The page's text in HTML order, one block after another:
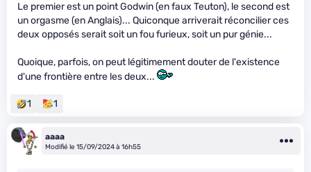
Le premier est un point Godwin (en faux Teuton), le second est
un orgasme (en Anglais)... Quiconque arriverait réconcilier ces
deux opposés serait soit un fou furieux, soit un pur génie...
Quoique, parfois, on peut légitimement douter de l'existence
d'une frontière entre les deux...
1 1
aaaa
Modifié le 15/09/2024 à 16h55